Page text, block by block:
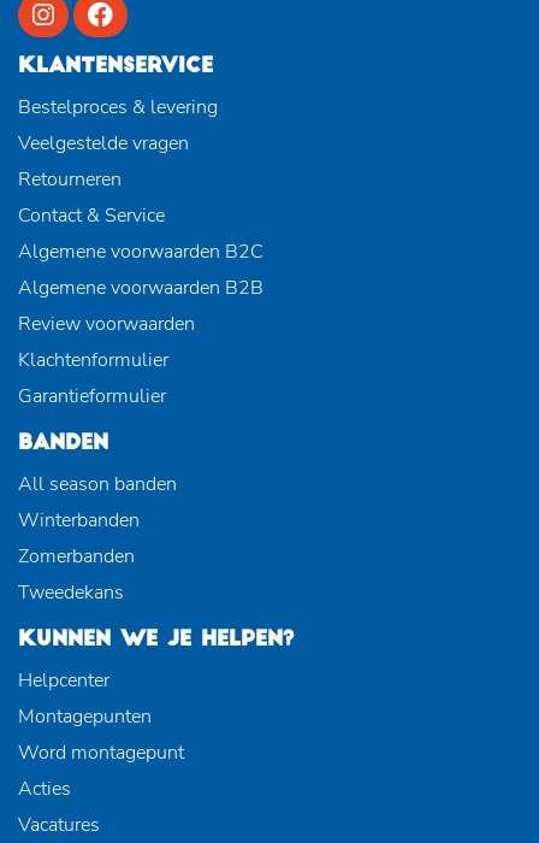
KLANTENSERVICE
Bestelproces & levering
Veelgestelde vragen
Retourneren
Contact & Service
Algemene voorwaarden B2C
Algemene voorwaarden B2B
Review voorwaarden
Klachtenformulier
Garantieformulier
BANDEN
All season banden
Winterbanden
Zomerbanden
Tweedekans
KUNNEN WE JE HELPEN?
Helpcenter
Montagepunten
Word montagepunt
Acties
Vacatures